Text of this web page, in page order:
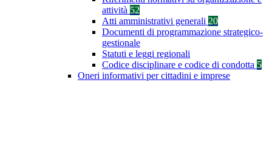
attività 52
Atti amministrativi generali 20
Documenti di programmazione strategico-
gestionale
Statuti e leggi regionali
Codice disciplinare e codice di condotta 5
Oneri informativi per cittadini e imprese